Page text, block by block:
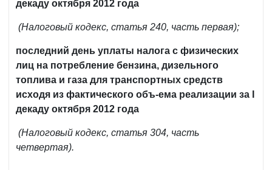
декаду октября 2012 года
(Налоговый кодекс, статья 240, часть первая);
последний день уплаты налога с физических
лиц на потребление бензина, дизельного
топлива и газа для транспортных средств
исходя из фактического объ-ема реализации за I
декаду октября 2012 года
(Налоговый кодекс, статья 304, часть
четвертая).